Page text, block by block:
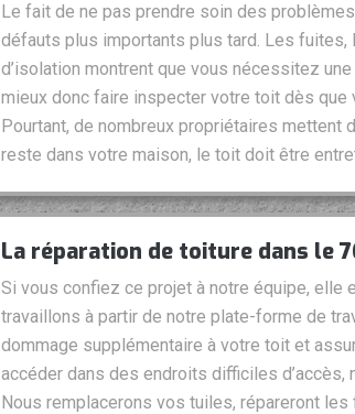
Le fait de ne pas prendre soin des
défauts plus importants plus tard. Les fuites,
d’isolation montrent que vous nécessitez
mieux donc faire inspecter votre toit dès
Pourtant, de nombreux propriétaires mettent
reste dans votre maison, le toit doit être
La réparation de toiture dans le
Si vous confiez ce projet à notre équipe, elle
travaillons à partir de notre plate-forme de
dommage supplémentaire à votre toit et
accéder dans des endroits difficiles
Nous remplacerons vos tuiles, répareront